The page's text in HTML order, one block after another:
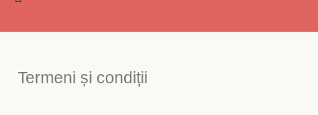
Termeni și condiții